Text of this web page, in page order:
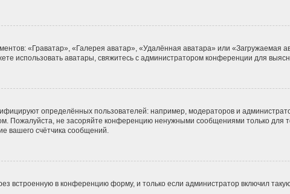
«Граватар», «Галерея аватар», «Удалённая аватара» или «Загружаемая
использовать аватары, свяжитесь с администратором конференции для
определённых пользователей: например, модераторов и
Пожалуйста, не засоряйте конференцию ненужными сообщениями только для
вашего счётчика сообщений.
встроенную в конференцию форму, и только если администратор включил